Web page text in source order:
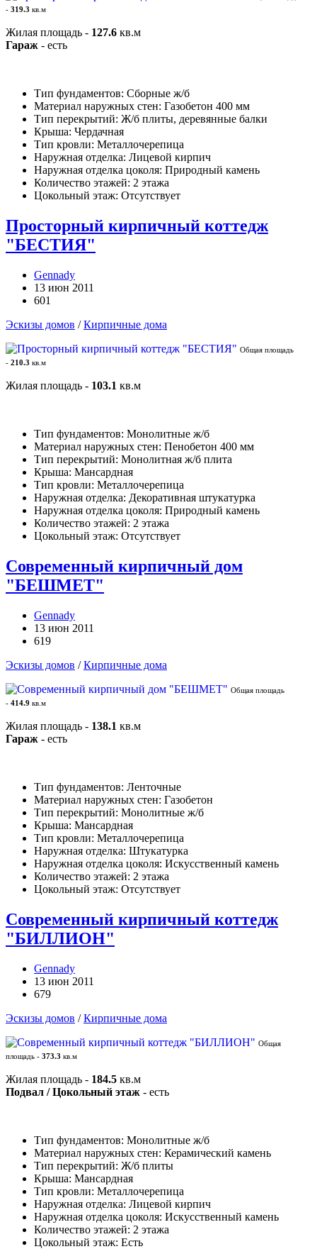
- 319.3 кв.м
Жилая площадь - 127.6 кв.м
Гараж - есть
Тип фундаментов: Сборные ж/б
Материал наружных стен: Газобетон 400 мм
Тип перекрытий: Ж/б плиты, деревянные балки
Крыша: Чердачная
Тип кровли: Металлочерепица
Наружная отделка: Лицевой кирпич
Наружная отделка цоколя: Природный камень
Количество этажей: 2 этажа
Цокольный этаж: Отсутствует
Просторный кирпичный коттедж
"БЕСТИЯ"
Gennady
13 июн 2011
601
Эскизы домов /Кирпичные дома
Общая площадь
- 210.3 кв.м
Жилая площадь - 103.1 кв.м
Тип фундаментов: Монолитные ж/б
Материал наружных стен: Пенобетон 400 мм
Тип перекрытий: Монолитная ж/б плита
Крыша: Мансардная
Тип кровли: Металлочерепица
Наружная отделка: Декоративная штукатурка
Наружная отделка цоколя: Природный камень
Количество этажей: 2 этажа
Цокольный этаж: Отсутствует
Современный кирпичный дом
"БЕШМЕТ"
Gennady
13 июн 2011
619
Эскизы домов /Кирпичные дома
Общая площадь
- 414.9 кв.м
Жилая площадь - 138.1 кв.м
Гараж - есть
Тип фундаментов: Ленточные
Материал наружных стен: Газобетон
Тип перекрытий: Монолитные ж/б
Крыша: Мансардная
Тип кровли: Металлочерепица
Наружная отделка: Штукатурка
Наружная отделка цоколя: Искусственный камень
Количество этажей: 2 этажа
Цокольный этаж: Отсутствует
Современный кирпичный коттедж
"БИЛЛИОН"
Gennady
13 июн 2011
679
Эскизы домов /Кирпичные дома
Общая
площадь - 373.3 кв.м
Жилая площадь - 184.5 кв.м
Подвал / Цокольный этаж - есть
Тип фундаментов: Монолитные ж/б
Материал наружных стен: Керамический камень
Тип перекрытий: Ж/б плиты
Крыша: Мансардная
Тип кровли: Металлочерепица
Наружная отделка: Лицевой кирпич
Наружная отделка цоколя: Искусственный камень
Количество этажей: 2 этажа
Цокольный этаж: Есть